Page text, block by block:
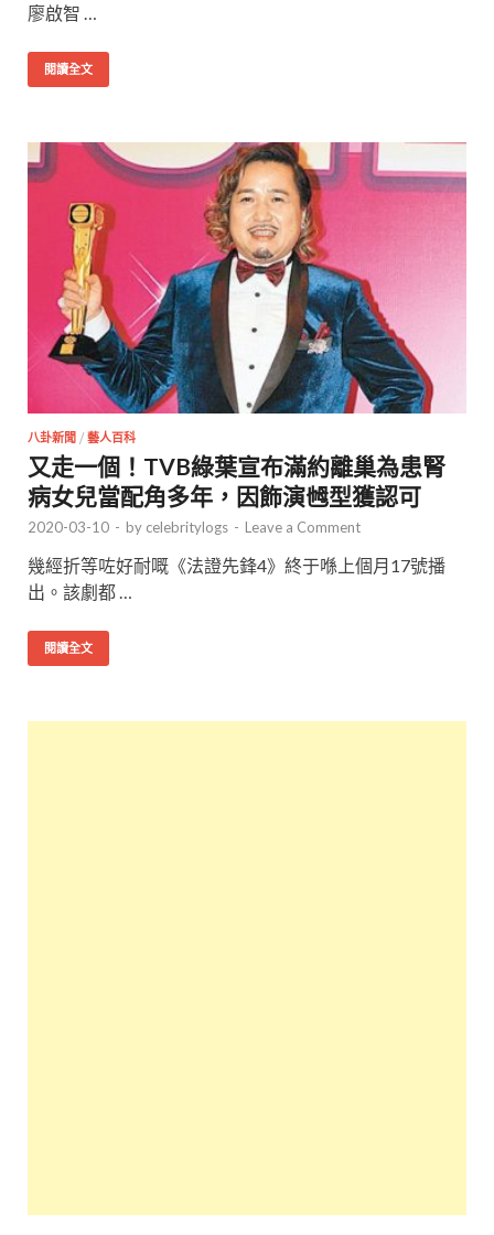
廖啟智 …
閱讀全文
八卦新聞 / 藝人百科
又走一個！TVB綠葉宣布滿約離巢為患腎
病女兒當配角多年，因飾演乸型獲認可
2020-03-10 - by celebritylogs - Leave a Comment
幾經折等咗好耐嘅《法證先鋒4》終于喺上個月17號播
出。該劇都 …
閱讀全文